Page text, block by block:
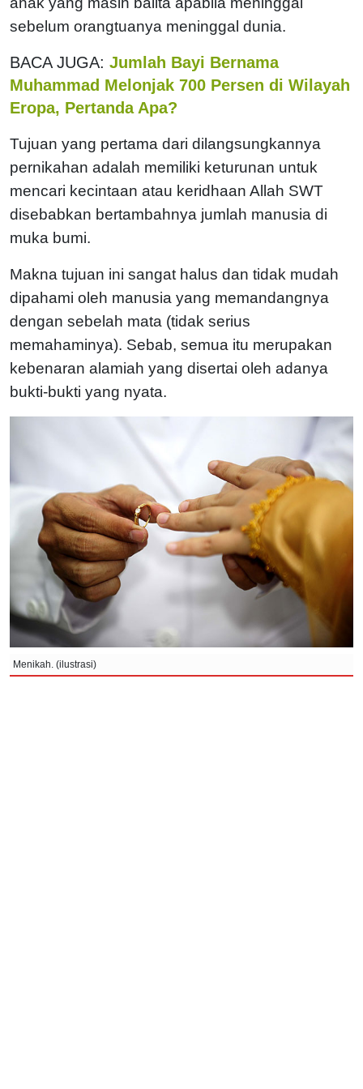
sebelum orangtuanya meninggal dunia.
BACA JUGA: Jumlah Bayi Bernama
Muhammad Melonjak 700 Persen di Wilayah
Eropa, Pertanda Apa?
Tujuan yang pertama dari dilangsungkannya
pernikahan adalah memiliki keturunan untuk
mencari kecintaan atau keridhaan Allah SWT
disebabkan bertambahnya jumlah manusia di
muka bumi.
Makna tujuan ini sangat halus dan tidak mudah
dipahami oleh manusia yang memandangnya
dengan sebelah mata (tidak serius
memahaminya). Sebab, semua itu merupakan
kebenaran alamiah yang disertai oleh adanya
bukti-bukti yang nyata.
Menikah. (ilustrasi)